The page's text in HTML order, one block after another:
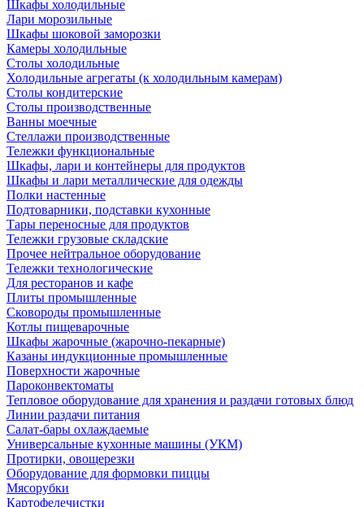
Шкафы холодильные
Лари морозильные
Шкафы шоковой заморозки
Камеры холодильные
Столы холодильные
Холодильные агрегаты (к холодильным камерам)
Столы кондитерские
Столы производственные
Ванны моечные
Стеллажи производственные
Тележки функциональные
Шкафы, лари и контейнеры для продуктов
Шкафы и лари металлические для одежды
Полки настенные
Подтоварники, подставки кухонные
Тары переносные для продуктов
Тележки грузовые складские
Прочее нейтральное оборудование
Тележки технологические
Для ресторанов и кафе
Плиты промышленные
Сковороды промышленные
Котлы пищеварочные
Шкафы жарочные (жарочно-пекарные)
Казаны индукционные промышленные
Поверхности жарочные
Пароконвектоматы
Тепловое оборудование для хранения и раздачи готовых блюд
Линии раздачи питания
Салат-бары охлаждаемые
Универсальные кухонные машины (УКМ)
Протирки, овощерезки
Оборудование для формовки пиццы
Мясорубки
Картофелечистки